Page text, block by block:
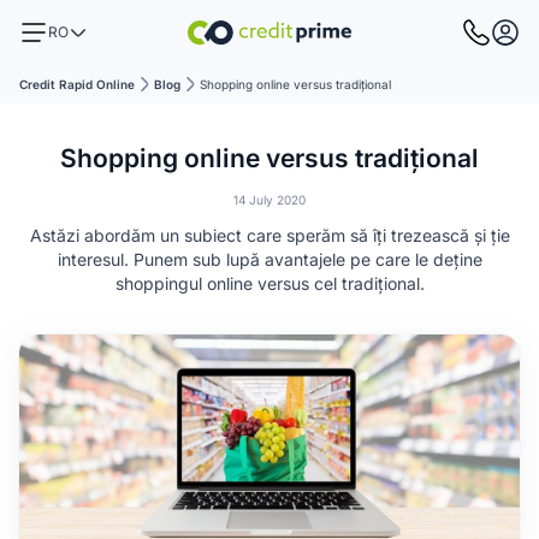
RO
Credit Rapid Online Blog Shopping online versus tradițional
Shopping online versus tradițional
14 July 2020
Astăzi abordăm un subiect care sperăm să îți trezească și ție
interesul. Punem sub lupă avantajele pe care le deține
shoppingul online versus cel tradițional.